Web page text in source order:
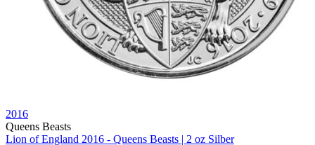
2016
Queens Beasts
Lion of England 2016 - Queens Beasts | 2 oz Silber